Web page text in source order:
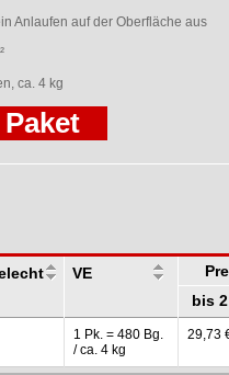
Anlaufen auf der Oberfläche aus
ca. 4 kg
Paket
VE
bis 2
1 Pk. = 480 Bg.
/ ca. 4 kg
29,73